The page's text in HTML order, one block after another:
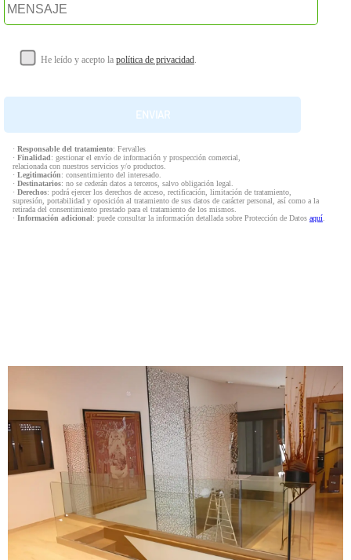
He leído y acepto la política de privacidad.
· Responsable del tratamiento: Fervalles
· Finalidad: gestionar el envío de información y prospección comercial,
relacionada con nuestros servicios y/o productos.
· Legitimación: consentimiento del interesado.
· Destinatarios: no se cederán datos a terceros, salvo obligación legal.
· Derechos: podrá ejercer los derechos de acceso, rectificación, limitación de tratamiento,
supresión, portabilidad y oposición al tratamiento de sus datos de carácter personal, así como a la
retirada del consentimiento prestado para el tratamiento de los mismos.
· Información adicional: puede consultar la información detallada sobre Protección de Datos aquí.